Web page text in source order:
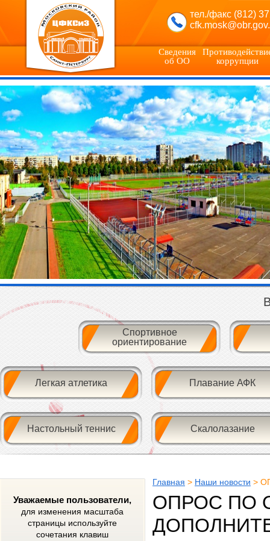
тел./факс (812)
Сведения
об ОО
коррупции
Спортивное
ориентирование
Легкая атлетика Плавание АФК
Настольный теннис Скалолазание
Уважаемые пользователи,
для изменения масштаба
страницы используйте
сочетания клавиш
Главная > Наши новости >
ОПРОС ПО